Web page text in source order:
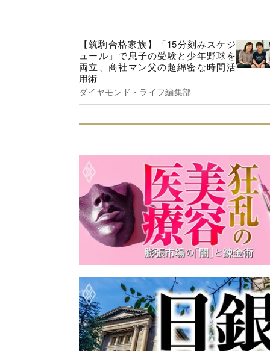
【筑駒合格家族】「15分刻みスケジ
ュール」で息子の受験と少年野球を
両立、商社マン父の超綿密な時間活
用術
ダイヤモンド・ライフ編集部